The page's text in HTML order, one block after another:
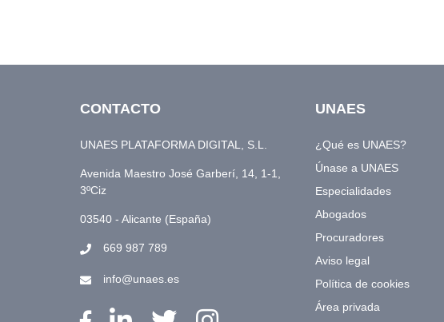
CONTACTO
UNAES PLATAFORMA DIGITAL, S.L.
Avenida Maestro José Garberí, 14, 1-1,
3ºCiz
03540 - Alicante (España)
669 987 789
info@unaes.es
UNAES
¿Qué es UNAES?
Únase a UNAES
Especialidades
Abogados
Procuradores
Aviso legal
Política de cookies
Área privada